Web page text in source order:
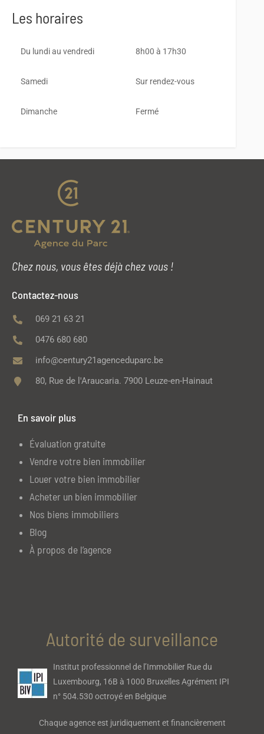
Les horaires
Du lundi au vendredi 8h00 à 17h30
Samedi Sur rendez-vous
Dimanche Fermé
Chez nous, vous êtes déjà chez vous !
Contactez-nous
069 21 63 21
0476 680 680
info@century21agenceduparc.be
80, Rue de l'Araucaria. 7900 Leuze-en-Hainaut
En savoir plus
Évaluation gratuite
Vendre votre bien immobilier
Louer votre bien immobilier
Acheter un bien immobilier
Nos biens immobiliers
Blog
À propos de l’agence
Autorité de surveillance
Institut professionnel de l’Immobilier Rue du
Luxembourg, 16B à 1000 Bruxelles Agrément IPI
n° 504.530 octroyé en Belgique
Chaque agence est juridiquement et financièrement